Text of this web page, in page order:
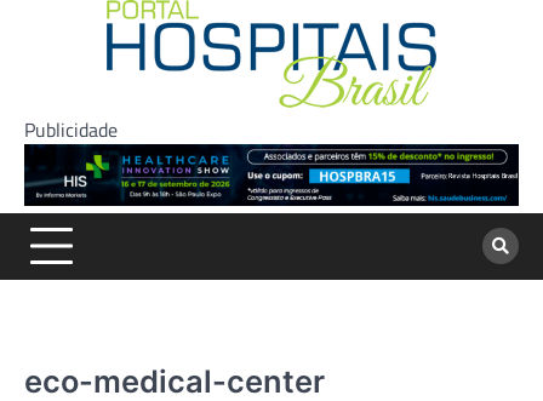
Publicidade
eco-medical-center